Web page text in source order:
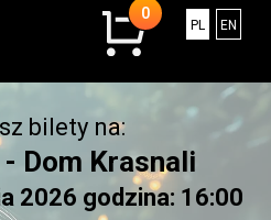
0
0
Łączna
kwota:
0.00
złotych
EN
PL Polski
bilety na:
Dom Krasnali
2026 godzina: 16:00